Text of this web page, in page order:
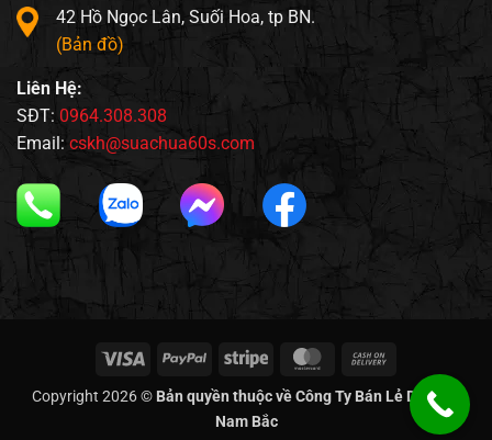
42 Hồ Ngọc Lân, Suối Hoa, tp BN.
(Bản đồ)
Liên Hệ:
SĐT: 0964.308.308
Email: cskh@suachua60s.com
Visa PayPal Stripe MasterCard
Delivery
Copyright 2026 © Bản quyền thuộc về Công Ty Bán Lẻ Di Động
Nam Bắc